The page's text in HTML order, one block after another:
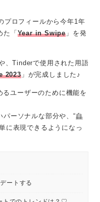
プロフィールから今年1年
た「 Year in Swipe 」を発
、Tinderで使用された用語
2023」が完成しました♪
ユーザーのために機能を
ーソナルな部分や、“自
に表現できるようになっ
ートする